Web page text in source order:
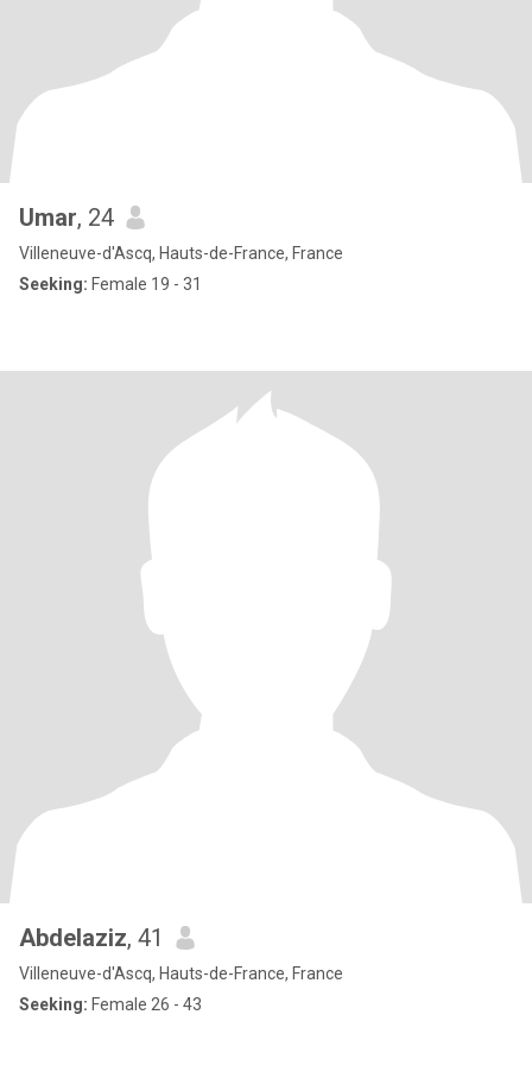
Umar, 24
Villeneuve-d'Ascq, Hauts-de-France, France
Seeking: Female 19 - 31
Abdelaziz, 41
Villeneuve-d'Ascq, Hauts-de-France, France
Seeking: Female 26 - 43